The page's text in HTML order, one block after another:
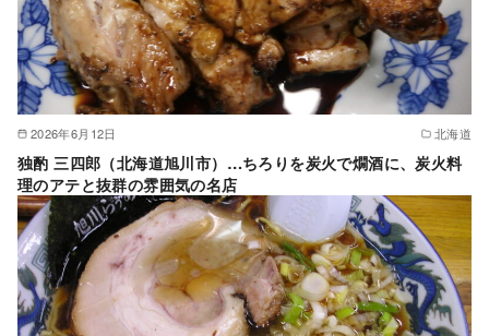
2026年6月12日 北海道
独酌 三四郎（北海道旭川市）…ちろりを炭火で燗酒に、炭火料
理のアテと抜群の雰囲気の名店